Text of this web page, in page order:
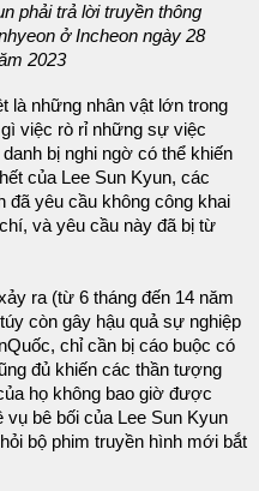
phải trả lời truyền thông
ở Incheon ngày 28
2023
là những nhân vật lớn trong
việc rò rỉ những sự việc
bị nghi ngờ có thể khiến
của Lee Sun Kyun, các
đã yêu cầu không công khai
và yêu cầu này đã bị từ
ra (từ 6 tháng đến 14 năm
còn gây hậu quả sự nghiệp
chỉ cần bị cáo buộc có
đủ khiến các thần tượng
họ không bao giờ được
bê bối của Lee Sun Kyun
bộ phim truyền hình mới bắt